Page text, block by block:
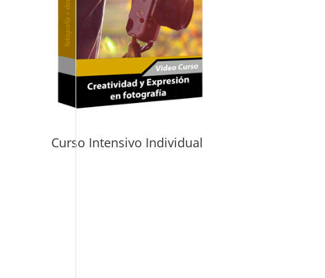
Curso Intensivo Individual